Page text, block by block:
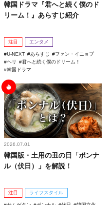
韓国ドラマ『君へと続く僕のド
リーム！』あらすじ紹介
注目 エンタメ
U-NEXT あらすじ
ファン・イニョプ
ヘリ
君へと続く僕のドリーム！
韓国ドラマ
2026.07.01
韓国版・土用の丑の日「ポンナ
ル（伏日）」を解説！
注目 ライフスタイル